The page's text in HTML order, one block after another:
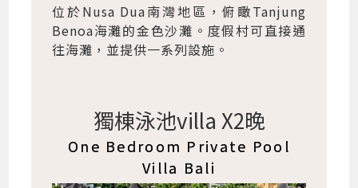
位於Nusa Dua南灣地區，俯瞰Tanjung
Benoa海灘的金色沙灘。度假村可直接通
往海灘，並提供一系列設施。
獨棟泳池villa X2晚
One Bedroom Private Pool
Villa Bali